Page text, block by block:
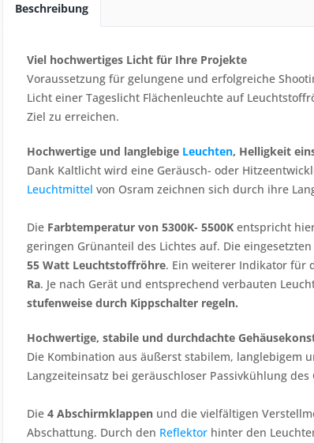
Beschreibung
Viel hochwertiges Licht für Ihre Projekte
Voraussetzung für gelungene und erfolgreiche
Licht einer Tageslicht Flächenleuchte auf
Ziel zu erreichen.
Hochwertige und langlebige Leuchten, Helligkeit
Dank Kaltlicht wird eine Geräusch- oder
Leuchtmittel von Osram zeichnen sich durch ihre
Die Farbtemperatur von 5300K- 5500K entspricht
geringen Grünanteil des Lichtes auf. Die
55 Watt Leuchtstoffröhre. Ein weiterer Indikator für
Ra. Je nach Gerät und entsprechend verbauten
stufenweise durch Kippschalter regeln.
Hochwertige, stabile und durchdachte
Die Kombination aus äußerst stabilem, langlebigem
Langzeiteinsatz bei geräuschloser Passivkühlung des
Die 4 Abschirmklappen und die vielfältigen
Abschattung. Durch den Reflektor hinter den